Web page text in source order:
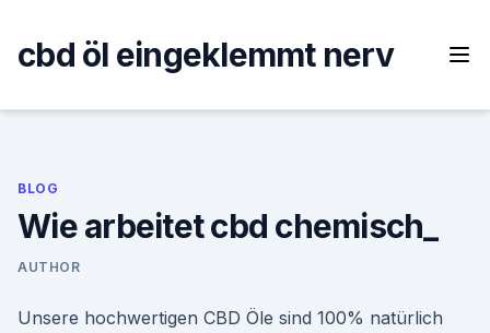
content
cbd öl eingeklemmt nerv
BLOG
Wie arbeitet cbd chemisch_
AUTHOR
Unsere hochwertigen CBD Öle sind 100% natürlich